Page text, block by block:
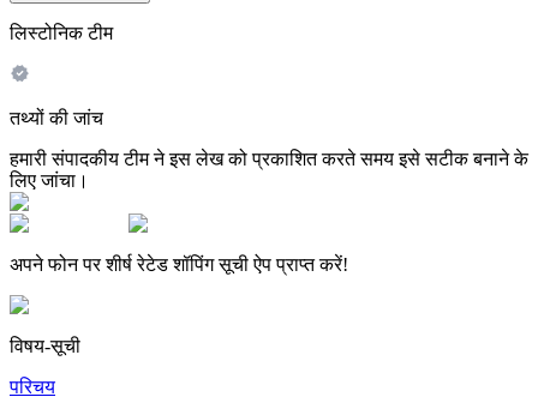
लिस्टोनिक टीम
तथ्यों की जांच
हमारी संपादकीय टीम ने इस लेख को प्रकाशित करते समय इसे सटीक बनाने के
लिए जांचा।
अपने फोन पर शीर्ष रेटेड शॉपिंग सूची ऐप प्राप्त करें!
विषय-सूची
परिचय